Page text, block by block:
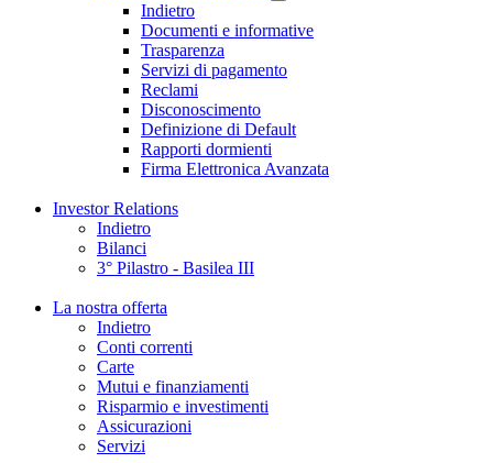
Indietro
Documenti e informative
Trasparenza
Servizi di pagamento
Reclami
Disconoscimento
Definizione di Default
Rapporti dormienti
Firma Elettronica Avanzata
Investor Relations
Indietro
Bilanci
3° Pilastro - Basilea III
La nostra offerta
Indietro
Conti correnti
Carte
Mutui e finanziamenti
Risparmio e investimenti
Assicurazioni
Servizi